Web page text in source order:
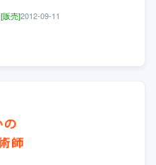
[販売]2012-09-11